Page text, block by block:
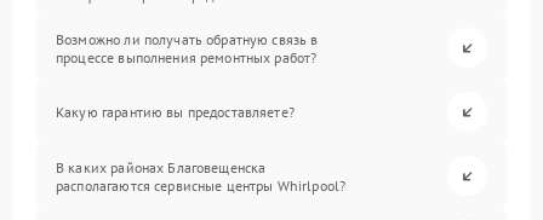
Возможно ли получать обратную связь в
процессе выполнения ремонтных работ?
Какую гарантию вы предоставляете?
В каких районах Благовещенска
располагаются сервисные центры Whirlpool?